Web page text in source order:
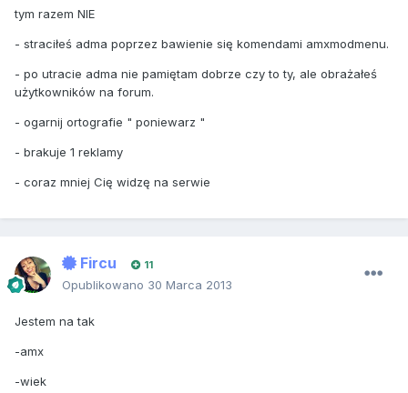
tym razem NIE
- straciłeś adma poprzez bawienie się komendami amxmodmenu.
- po utracie adma nie pamiętam dobrze czy to ty, ale obrażałeś
użytkowników na forum.
- ogarnij ortografie " poniewarz "
- brakuje 1 reklamy
- coraz mniej Cię widzę na serwie
Fircu 11
Opublikowano 30 Marca 2013
Jestem na tak
-amx
-wiek